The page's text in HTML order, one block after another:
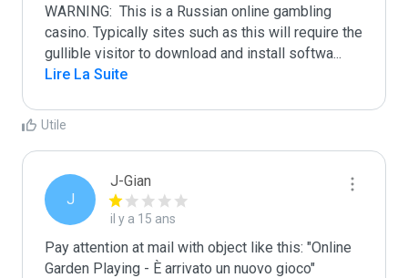
WARNING:  This is a Russian online gambling
casino. Typically sites such as this will require the
gullible visitor to download and install softwa...
Lire La Suite
Utile
J
J-Gian
il y a 15 ans
Pay attention at mail with object like this: "Online
Garden Playing - È arrivato un nuovo gioco"